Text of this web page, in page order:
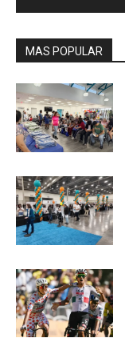
MAS POPULAR